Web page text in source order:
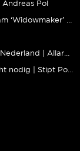
Pol
Porsche 930: waarom deze 911 Turbo de bijnaam ‘Widowmaker’ kreeg | Gallery Aaldering
Zo komt een gebruikte auto uit Duitsland naar Nederland | Allard Kalff
Porsche 911 Cabrio heeft professionele aandacht nodig | Stipt Polish Point